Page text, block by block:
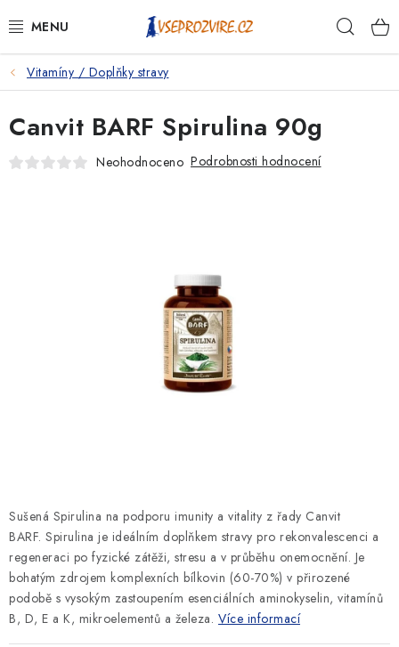
na
PSI
KOČKY
KONĚ
KRÁLÍCI/HLODAVCI/PTÁCI
Podmínky ochrany osobních údajů
Vitamíny / Doplňky stravy
Sušená Spirulina na podporu imunity a vitality z řady Canvit
BARF. Spirulina je ideálním doplňkem stravy pro rekonvalescenci a
regeneraci po fyzické zátěži, stresu a v průběhu onemocnění. Je
bohatým zdrojem komplexních bílkovin (60-70%) v přirozené
podobě s vysokým zastoupením esenciálních aminokyselin, vitamínů
B, D, E a K, mikroelementů a železa. Více informací
Canvit BARF Spirulina 90g
Neohodnoceno Podrobnosti hodnocení